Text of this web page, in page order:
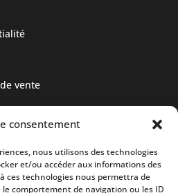
consentement
nous utilisons des technologies
et/ou accéder aux informations des
ces technologies nous permettra de
comportement de navigation ou les ID
vente